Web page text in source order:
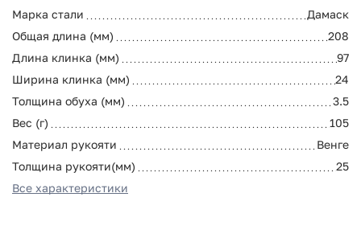
Марка стали
Дамаск
Общая длина (мм)
208
Длина клинка (мм)
97
Ширина клинка (мм)
24
Толщина обуха (мм)
3.5
Вес (г)
105
Материал рукояти
Венге
Толщина рукояти(мм)
25
Все характеристики